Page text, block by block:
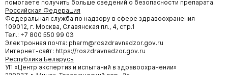
помогаете получить больше сведений о безопасности препарата.
Российская Федерация
Федеральная служба по надзору в сфере здравоохранения
109012, г. Москва, Славянская пл., 4, стр.1
Тел.: +7 800 550 99 03
Электронная почта: pharm@roszdravnadzor.gov.ru
Интернет-сайт: https://roszdravnadzor.gov.ru
Республика Беларусь
УП «Центр экспертиз и испытаний в здравоохранении»